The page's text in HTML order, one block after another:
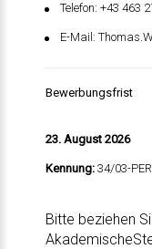
Telefon: +43 463
E-Mail:
Bewerbungsfrist
23. August 2026
Kennung:34/03-
Bitte beziehen